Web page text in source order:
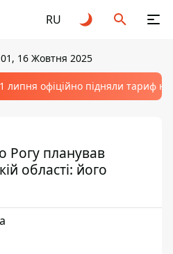
RU
16 Жовтня 2025
липня офіційно підняли тариф
Рогу планував
області: його